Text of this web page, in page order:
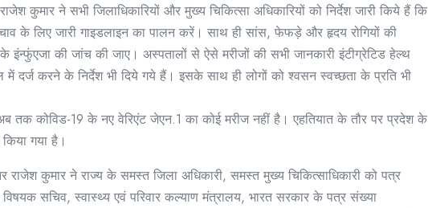
कुमार ने सभी जिलाधिकारियों और मुख्य चिकित्सा अधिकारियों को निर्देश जारी किये हैं कि
के लिए जारी गाइडलाइन का पालन करें। साथ ही सांस, फेफड़े और हृदय रोगियों की
इंन्फुंएजा की जांच की जाए। अस्पतालों से ऐसे मरीजों की सभी जानकारी इंटीग्रेटिड हेल्थ
में दर्ज करने के निर्देश भी दिये गये हैं। इसके साथ ही लोगों को श्वसन स्वच्छता के प्रति भी
तक कोविड-19 के नए वेरिएंट जेएन.1 का कोई मरीज नहीं है। एहतियात के तौर पर प्रदेश के
गया है।
राजेश कुमार ने राज्य के समस्त जिला अधिकारी, समस्त मुख्य चिकित्साधिकारी को पत्र
सचिव, स्वास्थ्य एवं परिवार कल्याण मंत्रालय, भारत सरकार के पत्र संख्या